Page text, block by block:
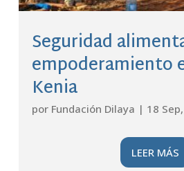
Seguridad
empoderamiento
Kenia
por Fundación Dilaya | 18
LEER MÁS